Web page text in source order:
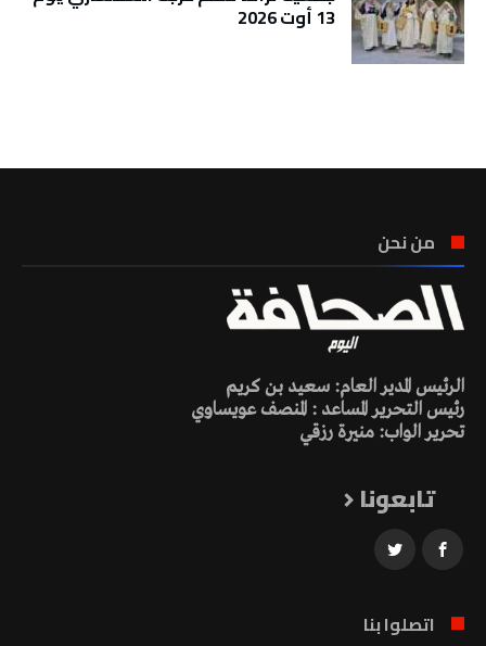
13 أوت 2026
من نحن
الرئيس المدير العام: سعيد بن كريم
رئيس التحرير المساعد : المنصف عويساوي
تحرير الواب: منيرة رزقي
تابعونا
اتصلوا بنا